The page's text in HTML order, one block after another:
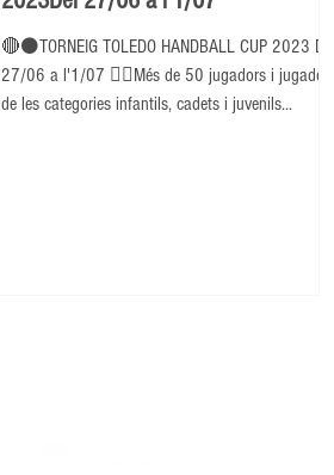
🔴⚫TORNEIG TOLEDO HANDBALL CUP 2023 Del
27/06 a l'1/07 👉🏽Més de 50 jugadors i jugadores
de les categories infantils, cadets i juvenils...